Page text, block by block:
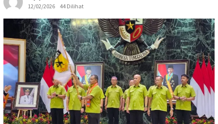
12/02/2026
44 Dilihat